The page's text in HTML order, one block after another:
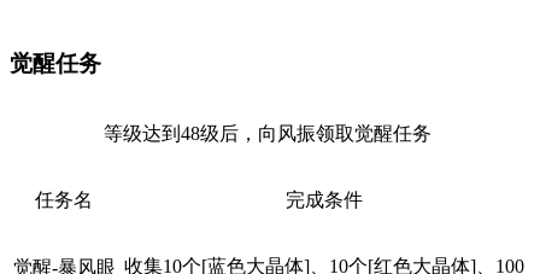
觉醒任务
等级达到48级后，向风振领取觉醒任务
任务名 完成条件
觉醒-暴风眼 收集10个[蓝色大晶体]、10个[红色大晶体]、100